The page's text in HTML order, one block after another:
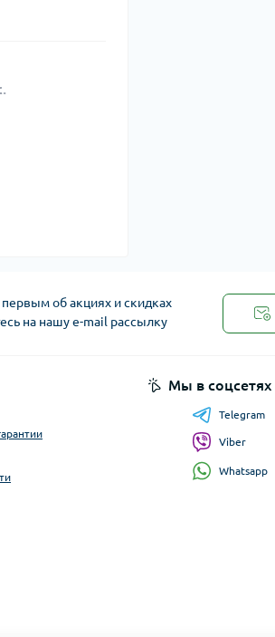
первым об акциях и скидках
на нашу e-mail рассылку
Мы в соцсетях
Telegram
Viber
Whatsapp